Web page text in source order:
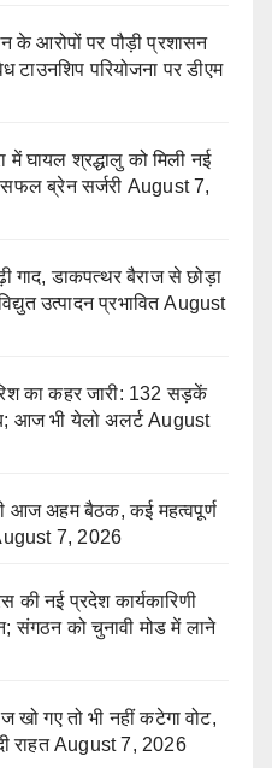
आरोपों पर पौड़ी प्रशासन
परियोजना पर डीएम
घायल श्रद्धालु को मिली नई
ब्रेन सर्जरी August 7,
गाद, डाकपत्थर बैराज से छोड़ा
उत्पादन प्रभावित August
का कहर जारी: 132 सड़कें
आज भी येलो अलर्ट August
आज अहम बैठक, कई महत्वपूर्ण
7, 2026
नई प्रदेश कार्यकारिणी
संगठन को चुनावी मोड में लाने
गए तो भी नहीं कटेगा वोट,
राहत August 7, 2026